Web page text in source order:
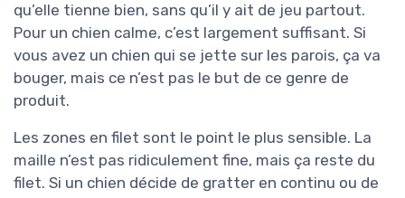
qu’elle tienne bien, sans qu’il y ait de jeu partout.
Pour un chien calme, c’est largement suffisant. Si
vous avez un chien qui se jette sur les parois, ça va
bouger, mais ce n’est pas le but de ce genre de
produit.
Les zones en filet sont le point le plus sensible. La
maille n’est pas ridiculement fine, mais ça reste du
filet. Si un chien décide de gratter en continu ou de